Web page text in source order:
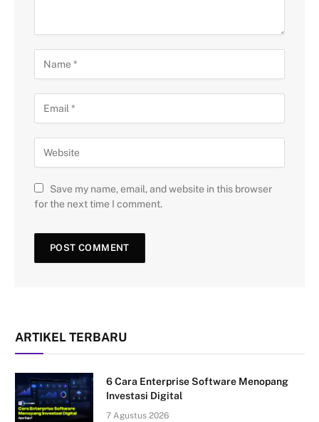
Save my name, email, and website in this browser
for the next time I comment.
ARTIKEL TERBARU
6 Cara Enterprise Software Menopang
Investasi Digital
7 Agustus 2026